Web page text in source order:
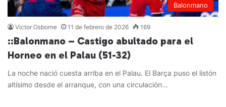
Balonmano
Victor Osborne 11 de febrero de 2026 169
::Balonmano – Castigo abultado para el
Horneo en el Palau (51-32)
La noche nació cuesta arriba en el Palau. El Barça puso el listón
altísimo desde el arranque, con una circulación…